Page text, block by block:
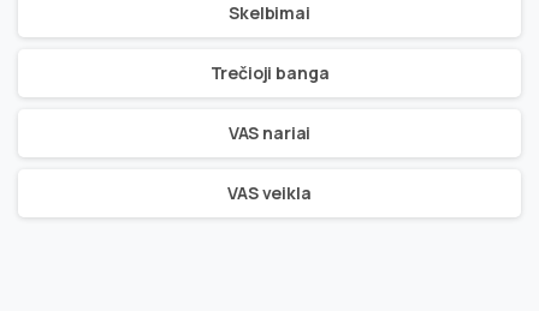
Skelbimai
Trečioji banga
VAS nariai
VAS veikla